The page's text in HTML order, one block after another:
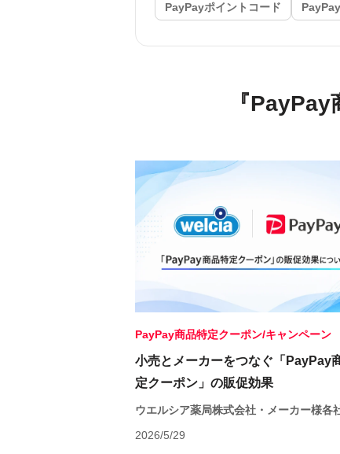
PayPayポイントコード
『
PayPay商品特定クーポン/キャンペーン
小売とメーカーをつなぐ「PayPay
定クーポン」の販促効果
ウエルシア薬局株式会社・メーカー様各
2026/5/29